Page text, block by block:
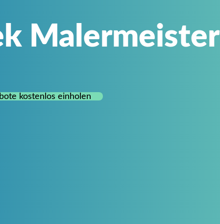
Malermeister
kostenlos einholen